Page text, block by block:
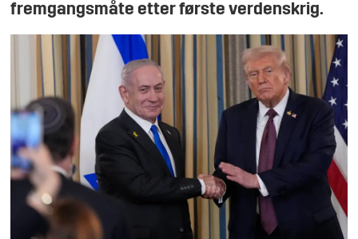
fremgangsmåte etter første verdenskrig.